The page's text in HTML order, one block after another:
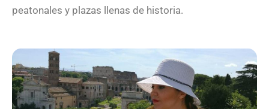
peatonales y plazas llenas de historia.